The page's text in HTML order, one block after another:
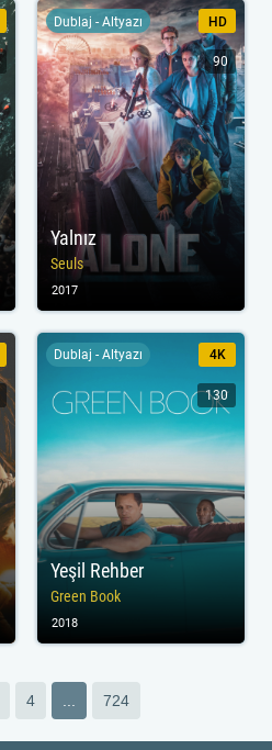
Yalnız
Seuls
Dublaj - Altyazı HD
90
2017
Yeşil Rehber
Green Book
Dublaj - Altyazı 4K
130
2018
4 724